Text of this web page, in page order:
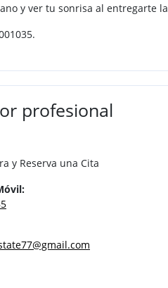
y ver tu sonrisa al entregarte
profesional
y Reserva una Cita